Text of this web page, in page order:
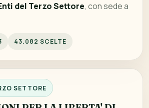
del Terzo Settore, con sede a
43.082 SCELTE
SETTORE